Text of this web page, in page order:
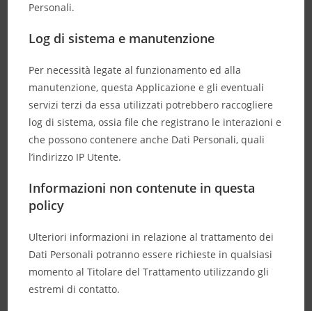
Personali.
Log di sistema e manutenzione
Per necessità legate al funzionamento ed alla
manutenzione, questa Applicazione e gli eventuali
servizi terzi da essa utilizzati potrebbero raccogliere
log di sistema, ossia file che registrano le interazioni e
che possono contenere anche Dati Personali, quali
l’indirizzo IP Utente.
Informazioni non contenute in questa
policy
Ulteriori informazioni in relazione al trattamento dei
Dati Personali potranno essere richieste in qualsiasi
momento al Titolare del Trattamento utilizzando gli
estremi di contatto.